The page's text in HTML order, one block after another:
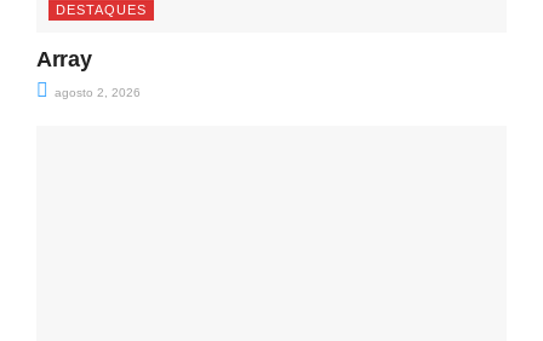
DESTAQUES
Array
agosto 2, 2026